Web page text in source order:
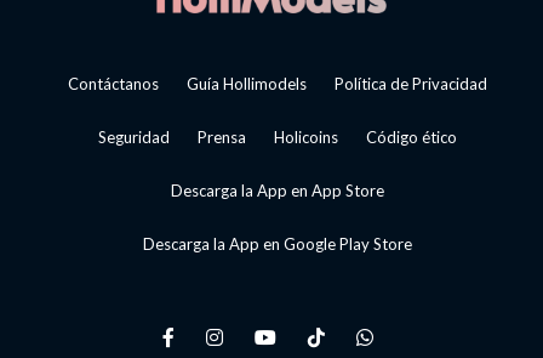
Contáctanos Guía Hollimodels Política de Privacidad
Seguridad Prensa Holicoins Código ético
Descarga la App en App Store
Descarga la App en Google Play Store